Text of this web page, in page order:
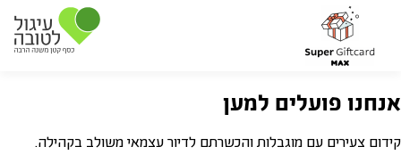
אנחנו פועלים למען
קידום צעירים עם מוגבלות והכשרתם לדיור עצמאי משולב בקהילה.